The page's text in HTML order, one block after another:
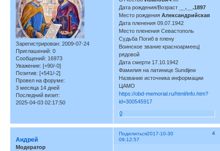
Зарегистрирован: 2009-07-24
Приглашений: 0
Сообщений: 16973
Уважение: [+90/-0]
Позитив: [+541/-2]
Провел на форуме:
3 месяца 14 дней
Последний визит:
2025-04-03 02:17:50
Дата рождения/Возраст __.__.1897
Место рожденияАлександрийская
Дата пленения 09.07.1942
Место пленения Севастополь
Судьба Погиб в плену
Воинское звание красноармеец|
рядовой
Дата смерти 17.10.1942
Фамилия на латинице Sundijew
Название источника информации
ЦАМО
https://obd-memorial.ru/html/info.htm?
id=300545917
0
Поделиться 4
2017-10-30
09:12:57
Андрей
Модератор